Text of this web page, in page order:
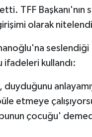
TFF Başkanı'nın
olarak
seslendiği
ifadeleri kullandı:
duyduğunu
etmeye
çocuğu'